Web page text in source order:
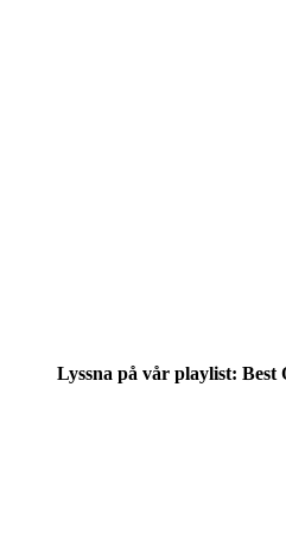
Lyssna på vår playlist: Best